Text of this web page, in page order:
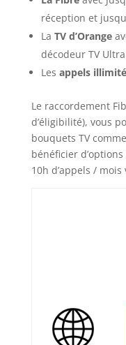
réception et
La TV d’Orange
décodeur TV
Les appels
Le raccordement
d’éligibilité), vous
bouquets TV
bénéficier
10h d’appels / mois